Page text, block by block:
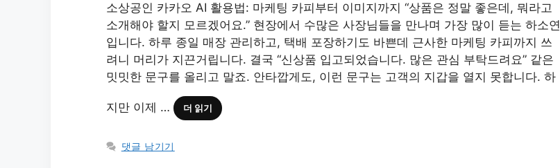
소상공인 카카오 AI 활용법: 마케팅 카피부터 이미지까지 “상품은 정말 좋은데, 뭐라고
소개해야 할지 모르겠어요.” 현장에서 수많은 사장님들을 만나며 가장 많이 듣는 하소연
입니다. 하루 종일 매장 관리하고, 택배 포장하기도 바쁜데 근사한 마케팅 카피까지 쓰
려니 머리가 지끈거립니다. 결국 “신상품 입고되었습니다. 많은 관심 부탁드려요” 같은
밋밋한 문구를 올리고 말죠. 안타깝게도, 이런 문구는 고객의 지갑을 열지 못합니다. 하
지만 이제 … 더 읽기
댓글 남기기